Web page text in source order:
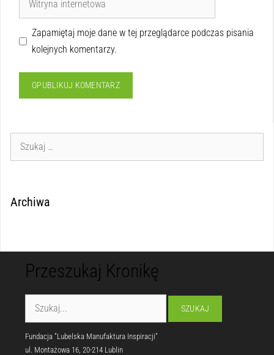
Zapamiętaj moje dane w tej przeglądarce podczas pisania
kolejnych komentarzy.
Archiwa
Przeszukaj Kronikę
Fundacja "Lubelska Manufaktura Inspiracji"
ul. Montażowa 16, 20-214 Lublin